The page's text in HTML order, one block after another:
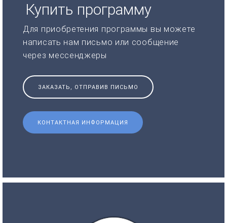
Купить программу
Для приобретения программы вы можете
написать нам письмо или сообщение
через мессенджеры
ЗАКАЗАТЬ, ОТПРАВИВ ПИСЬМО
КОНТАКТНАЯ ИНФОРМАЦИЯ